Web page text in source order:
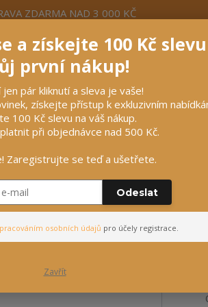
ZDARMA NAD 3 000 KČ
Nevíte si rady? Zavolejte. +420
stájí
na kopyta se
a získejte 100 Kč
první nákup!
jen pár kliknutí a sleva je vaše!
získejte přístup k exkluzivním
100 Kč slevu na váš nákup.
při objednávce nad 500 Kč.
Zaregistrujte se teď a ušetřete.
Odeslat
osobních údajů pro účely registrace.
Zavřít